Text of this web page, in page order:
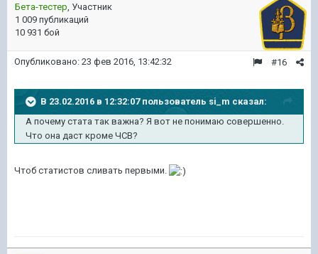
Бета-тестер, Участник
1 009 публикаций
10 931 бой
#16
Опубликовано: 23 фев 2016, 13:42:32
В 23.02.2016 в 12:32:07 пользователь si_m сказал:
А почему стата так важна? Я вот не понимаю совершенно.
Что она даст кроме ЧСВ?
Чтоб статистов сливать первыми.